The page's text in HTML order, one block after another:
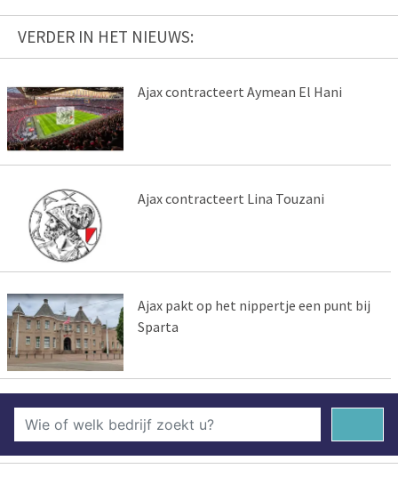
VERDER IN HET NIEUWS:
Ajax contracteert Aymean El Hani
Ajax contracteert Lina Touzani
Ajax pakt op het nippertje een punt bij
Sparta